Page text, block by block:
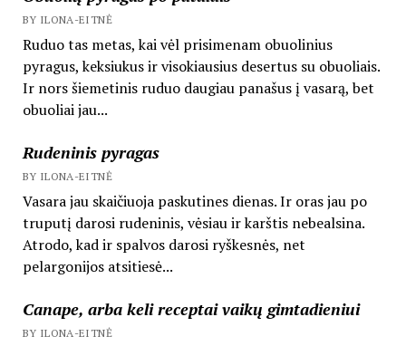
BY ILONA-EITNĖ
Ruduo tas metas, kai vėl prisimenam obuolinius
pyragus, keksiukus ir visokiausius desertus su obuoliais.
Ir nors šiemetinis ruduo daugiau panašus į vasarą, bet
obuoliai jau...
Rudeninis pyragas
BY ILONA-EITNĖ
Vasara jau skaičiuoja paskutines dienas. Ir oras jau po
truputį darosi rudeninis, vėsiau ir karštis nebealsina.
Atrodo, kad ir spalvos darosi ryškesnės, net
pelargonijos atsitiesė...
Canape, arba keli receptai vaikų gimtadieniui
BY ILONA-EITNĖ